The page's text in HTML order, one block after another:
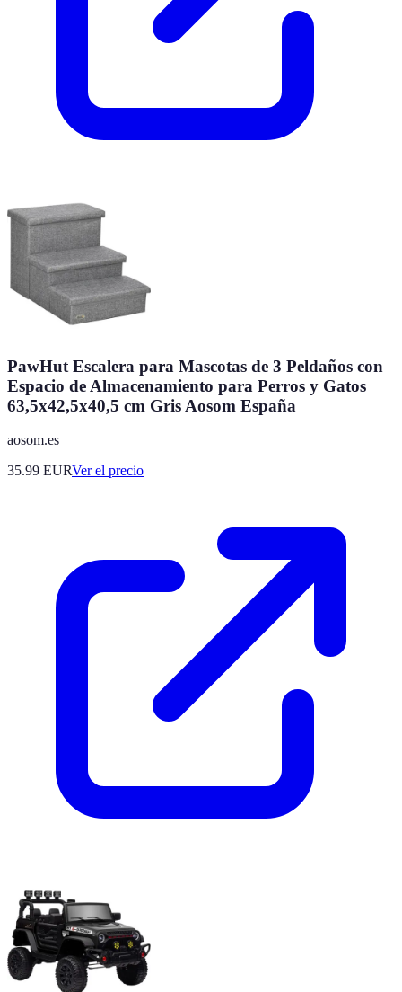
PawHut Escalera para Mascotas de 3 Peldaños con
Espacio de Almacenamiento para Perros y Gatos
63,5x42,5x40,5 cm Gris Aosom España
aosom.es
35.99 EURVer el precio